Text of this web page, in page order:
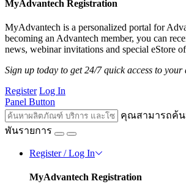
MyAdvantech Registration
MyAdvantech is a personalized portal for
becoming an Advantech member, you can
news, webinar invitations and special eStore
Sign up today to get 24/7 quick access to
Register Log In
Panel Button
คุณสามารถค้
พันรายการ
Register / Log In
MyAdvantech Registration